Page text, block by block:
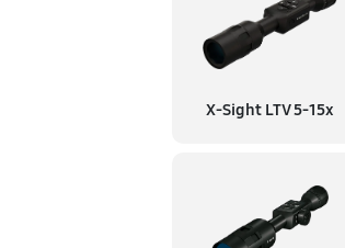
X-Sight LTV 5-15x